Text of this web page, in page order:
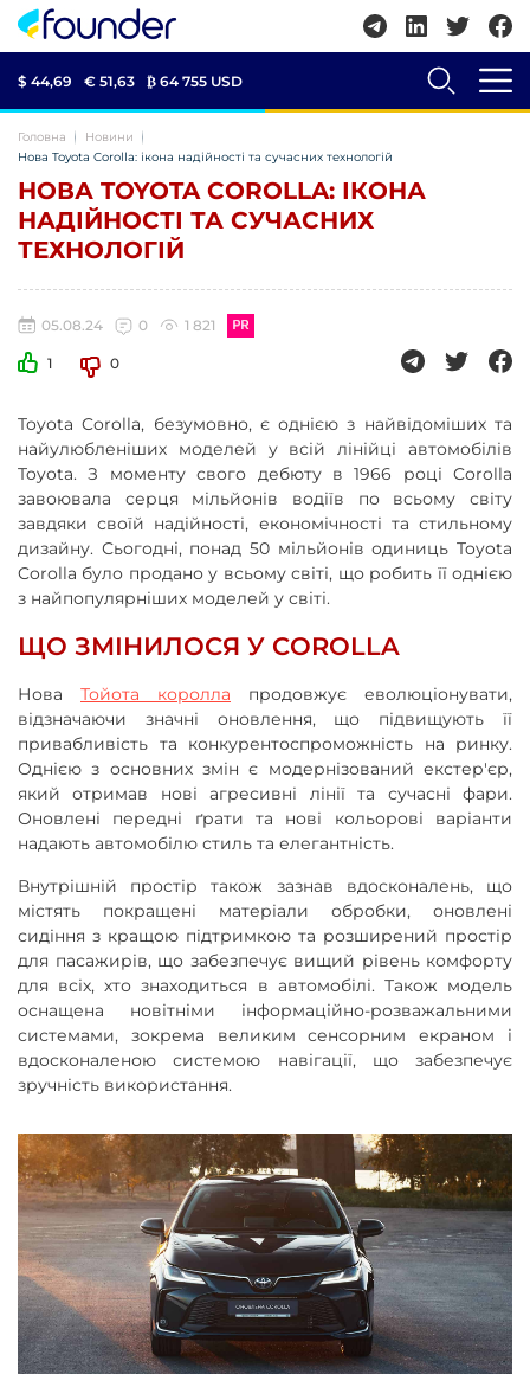
$ 44,69 € 51,63 ₿ 64 755 USD
Головна
Новини
Нова Toyota Corolla: ікона надійності та сучасних технологій
НОВА TOYOTA COROLLA: ІКОНА
НАДІЙНОСТІ ТА СУЧАСНИХ
ТЕХНОЛОГІЙ
05.08.24 0 1 821
1 0
Toyota Corolla, безумовно, є однією з найвідоміших та
найулюбленіших моделей у всій лінійці автомобілів
Toyota. З моменту свого дебюту в 1966 році Corolla
завоювала серця мільйонів водіїв по всьому світу
завдяки своїй надійності, економічності та стильному
дизайну. Сьогодні, понад 50 мільйонів одиниць Toyota
Corolla було продано у всьому світі, що робить її однією
з найпопулярніших моделей у світі.
ЩО ЗМІНИЛОСЯ У COROLLA
Нова Тойота королла продовжує еволюціонувати,
відзначаючи значні оновлення, що підвищують її
привабливість та конкурентоспроможність на ринку.
Однією з основних змін є модернізований екстер'єр,
який отримав нові агресивні лінії та сучасні фари.
Оновлені передні ґрати та нові кольорові варіанти
надають автомобілю стиль та елегантність.
Внутрішній простір також зазнав вдосконалень, що
містять покращені матеріали обробки, оновлені
сидіння з кращою підтримкою та розширений простір
для пасажирів, що забезпечує вищий рівень комфорту
для всіх, хто знаходиться в автомобілі. Також модель
оснащена новітніми інформаційно-розважальними
системами, зокрема великим сенсорним екраном і
вдосконаленою системою навігації, що забезпечує
зручність використання.